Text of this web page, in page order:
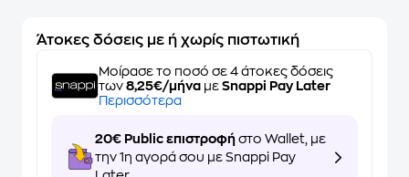
Άτοκες δόσεις με ή χωρίς πιστωτική
Μοίρασε το ποσό σε 4 άτοκες δόσεις
των 8,25€/μήνα με Snappi Pay Later
Περισσότερα
20€ Public επιστροφή στο Wallet, με
την 1η αγορά σου με Snappi Pay